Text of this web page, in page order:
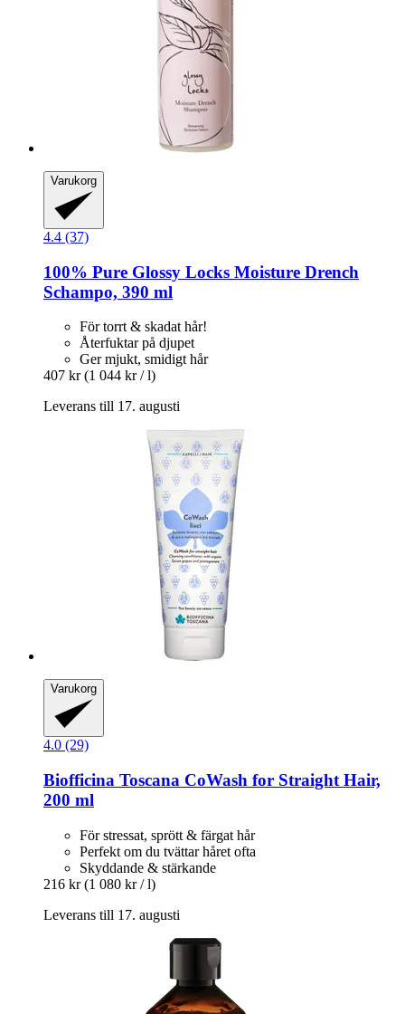
Varukorg
4.4 (37)
100% Pure Glossy Locks Moisture Drench
Schampo, 390 ml
För torrt & skadat hår!
Återfuktar på djupet
Ger mjukt, smidigt hår
407 kr (1 044 kr / l)
Leverans till 17. augusti
Varukorg
4.0 (29)
Biofficina Toscana CoWash for Straight Hair,
200 ml
För stressat, sprött & färgat hår
Perfekt om du tvättar håret ofta
Skyddande & stärkande
216 kr (1 080 kr / l)
Leverans till 17. augusti